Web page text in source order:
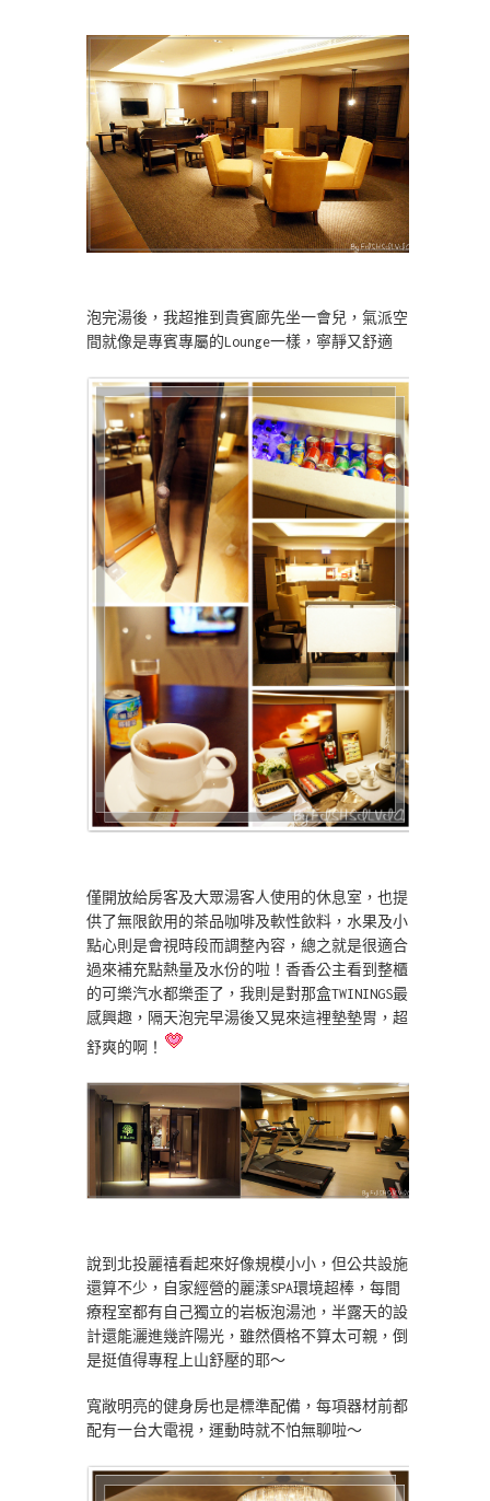
泡完湯後，我超推到貴賓廊先坐一會兒，氣派空
間就像是專賓專屬的Lounge一樣，寧靜又舒適
僅開放給房客及大眾湯客人使用的休息室，也提
供了無限飲用的茶品咖啡及軟性飲料，水果及小
點心則是會視時段而調整內容，總之就是很適合
過來補充點熱量及水份的啦！香香公主看到整櫃
的可樂汽水都樂歪了，我則是對那盒TWININGS最
感興趣，隔天泡完早湯後又晃來這裡墊墊胃，超
舒爽的啊！
說到北投麗禧看起來好像規模小小，但公共設施
還算不少，自家經營的麗漾SPA環境超棒，每間
療程室都有自己獨立的岩板泡湯池，半露天的設
計還能灑進幾許陽光，雖然價格不算太可親，倒
是挺值得專程上山舒壓的耶～
寬敞明亮的健身房也是標準配備，每項器材前都
配有一台大電視，運動時就不怕無聊啦～